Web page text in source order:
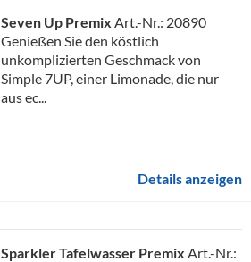
Seven Up Premix Art.-Nr.: 20890
Genießen Sie den köstlich
unkomplizierten Geschmack von
Simple 7UP, einer Limonade, die nur
aus ec...
Details anzeigen
Sparkler Tafelwasser Premix Art.-Nr.: